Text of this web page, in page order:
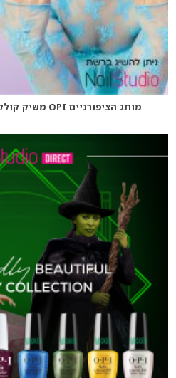
מותג הציפורניים OPI משיק קולקציית אביב 2025 חלומית